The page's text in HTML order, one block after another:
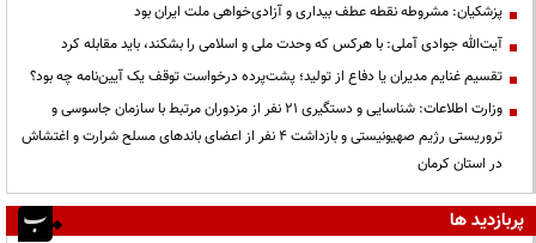
پزشکیان: مشروطه نقطه عطف بیداری و آزادی‌خواهی ملت ایران بود
آیت‌الله جوادی آملی: با هرکس که وحدت ملی و اسلامی را بشکند، باید مقابله کرد
تقسیم غنایم مدیران یا دفاع از تولید؛ پشت‌پرده درخواست توقف یک آیین‌نامه چه بود؟
وزارت اطلاعات: شناسایی و دستگیری ۲۱ نفر از مزدوران مرتبط با سازمان جاسوسی و
تروریستی رژیم صهیونیستی و بازداشت ۴ نفر از اعضای باندهای مسلح شرارت و اغتشاش
در استان کرمان
پربازدید ها